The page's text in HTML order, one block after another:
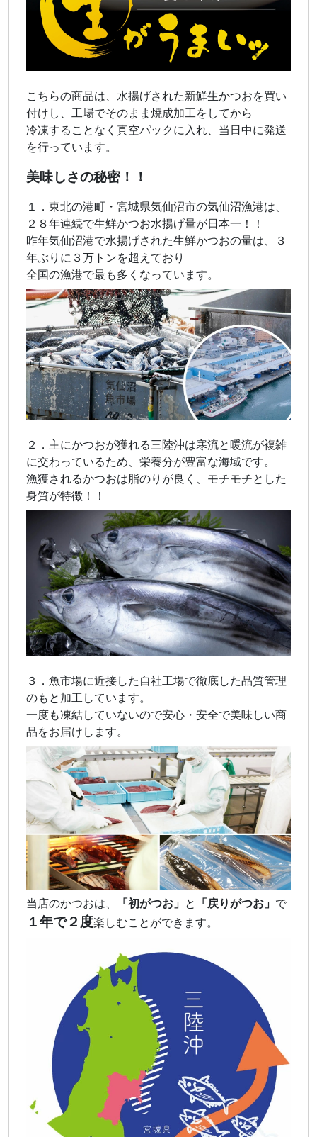
こちらの商品は、水揚げされた新鮮生かつおを買い
付けし、工場でそのまま焼成加工をしてから
冷凍することなく真空パックに入れ、当日中に発送
を行っています。
美味しさの秘密！！
１．東北の港町・宮城県気仙沼市の気仙沼漁港は、
２８年連続で生鮮かつお水揚げ量が日本一！！
昨年気仙沼港で水揚げされた生鮮かつおの量は、３
年ぶりに３万トンを超えており
全国の漁港で最も多くなっています。
２．主にかつおが獲れる三陸沖は寒流と暖流が複雑
に交わっているため、栄養分が豊富な海域です。
漁獲されるかつおは脂のりが良く、モチモチとした
身質が特徴！！
３．魚市場に近接した自社工場で徹底した品質管理
のもと加工しています。
一度も凍結していないので安心・安全で美味しい商
品をお届けします。
当店のかつおは、 「初がつお」 と 「戻りがつお」 で
１年で２度楽しむことができます。